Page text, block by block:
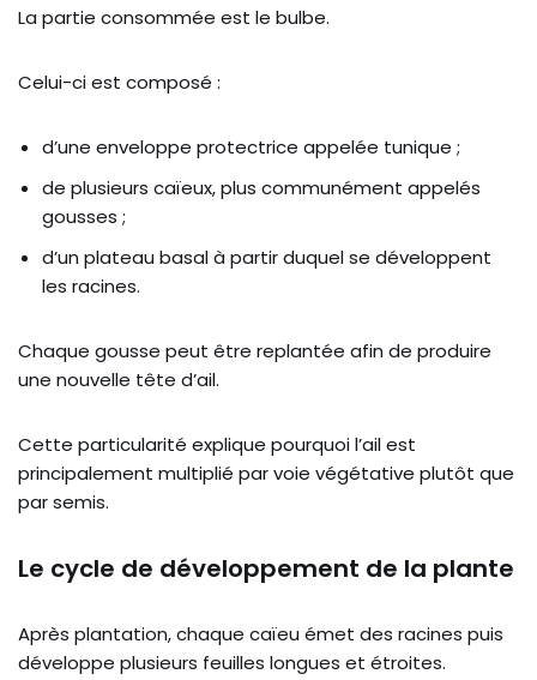
La partie consommée est le bulbe.
Celui-ci est composé :
d’une enveloppe protectrice appelée tunique ;
de plusieurs caïeux, plus communément appelés
gousses ;
d’un plateau basal à partir duquel se développent
les racines.
Chaque gousse peut être replantée afin de produire
une nouvelle tête d’ail.
Cette particularité explique pourquoi l’ail est
principalement multiplié par voie végétative plutôt que
par semis.
Le cycle de développement de la plante
Après plantation, chaque caïeu émet des racines puis
développe plusieurs feuilles longues et étroites.